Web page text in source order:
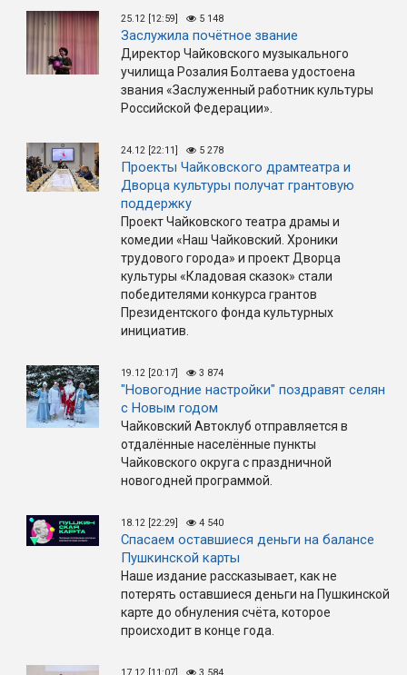
25.12 [12:59] 5 148
Заслужила почётное звание
Директор Чайковского музыкального
училища Розалия Болтаева удостоена
звания «Заслуженный работник культуры
Российской Федерации».
24.12 [22:11] 5 278
Проекты Чайковского драмтеатра и
Дворца культуры получат грантовую
поддержку
Проект Чайковского театра драмы и
комедии «Наш Чайковский. Хроники
трудового города» и проект Дворца
культуры «Кладовая сказок» стали
победителями конкурса грантов
Президентского фонда культурных
инициатив.
19.12 [20:17] 3 874
"Новогодние настройки" поздравят селян
с Новым годом
Чайковский Автоклуб отправляется в
отдалённые населённые пункты
Чайковского округа с праздничной
новогодней программой.
18.12 [22:29] 4 540
Спасаем оставшиеся деньги на балансе
Пушкинской карты
Наше издание рассказывает, как не
потерять оставшиеся деньги на Пушкинской
карте до обнуления счёта, которое
происходит в конце года.